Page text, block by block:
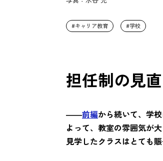
キャリア教育 学校
担任制の見
――前編から続いて、学
よって、教室の雰囲気が
見学したクラスはとても